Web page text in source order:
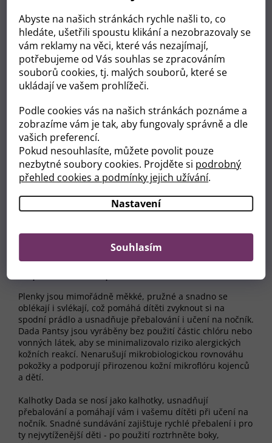
Abyste na našich stránkách rychle našli to, co
hledáte, ušetřili spoustu klikání a nezobrazovaly se
vám reklamy na věci, které vás nezajímají,
potřebujeme od Vás souhlas se zpracováním
souborů cookies, tj. malých souborů, které se
ukládají ve vašem prohlížeči.
Podle cookies vás na našich stránkách poznáme a
zobrazíme vám je tak, aby fungovaly správně a dle
vašich preferencí.
Pokud nesouhlasíte, můžete povolit pouze
nezbytné soubory cookies. Projděte si podrobný
přehled cookies a podmínky jejich užívání.
Nastavení
Souhlasím
Plenky jsou okamžitě suché
Dlouho trvající absorpce - vydrží celou noc
Skvělá technologie pro okamžitou
suchost a dlouhotrvající absoprci
Díkyanatomickému tvaru absorpční vložky
dítěte a poskytuje mu naprostou volnost pohybu.
Dlouhotrvající suchostplenky umožňuje vašemu dítěti
spát celou noc.
TechnologieSeconDryextrémně rychle rozvádí vlhkost na
vnitřní stranu plenky a udržuje ji mimo pokožku dítěte.
Dlouho trvající absorpci zaručuje technologie
množství vlhkosti a zaručí dlouhodobé pohodlí dítěte.
TechnologieQuick Liquid Attractionzaručuje rychlý a
Plenky jsou mimořádně měkké, pružné a snadno se
oblékají i svlékají, což pomáhá dítěti zvyknout si na
spodní prádlo a usnadňuje přebalování i učení na nočník.
Dada Pantsy jsou vyráběny bez použití částic chlóru nebo
vonných látek, aby se minimalizovalo riziko alergických
kožních reakcí. Nenarušují mikrobiologickou rovnováhu
pokožky a podporují přirozenou kožní mikroflóru kojenců
a dětí.
Kalhotky Dada se nosí jako kalhotky, usnadňují
přebalování a pomáhají vám i vašemu dítěti při učení na
nočník. Snadné sundávání zajišťuje rychlé přebalení i pro
ty nejvytíženější děti - po použití roztrhněte boky,